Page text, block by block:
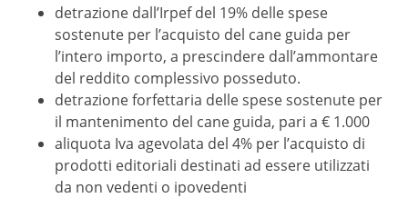
detrazione dall’Irpef del 19% delle spese
sostenute per l’acquisto del cane guida per
l’intero importo, a prescindere dall’ammontare
del reddito complessivo posseduto.
detrazione forfettaria delle spese sostenute per
il mantenimento del cane guida, pari a € 1.000
aliquota Iva agevolata del 4% per l’acquisto di
prodotti editoriali destinati ad essere utilizzati
da non vedenti o ipovedenti